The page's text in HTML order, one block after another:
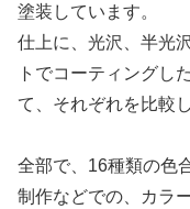
塗装しています。
仕上に、光沢、半光
トでコーティングし
て、それぞれを比較
全部で、16種類の色
制作などでの、カラ